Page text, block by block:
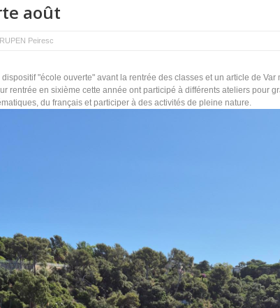
août
Peiresc
"école ouverte" avant la rentrée des classes et un article de Var
rentrée en sixième cette année ont participé à différents ateliers pour
du français et participer à des activités de pleine nature.